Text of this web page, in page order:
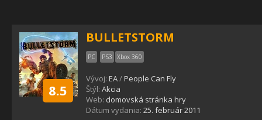
8.5
BULLETSTORM
PC PS3 Xbox 360
Vývoj: EA/People Can Fly
Štýl: Akcia
Web: domovská stránka hry
Dátum vydania: 25. február 2011